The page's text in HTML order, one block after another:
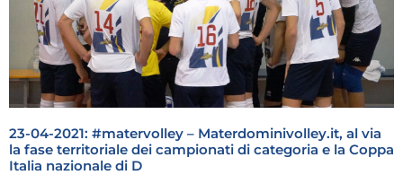
23-04-2021: #matervolley – Materdominivolley.it, al via
la fase territoriale dei campionati di categoria e la Coppa
Italia nazionale di D